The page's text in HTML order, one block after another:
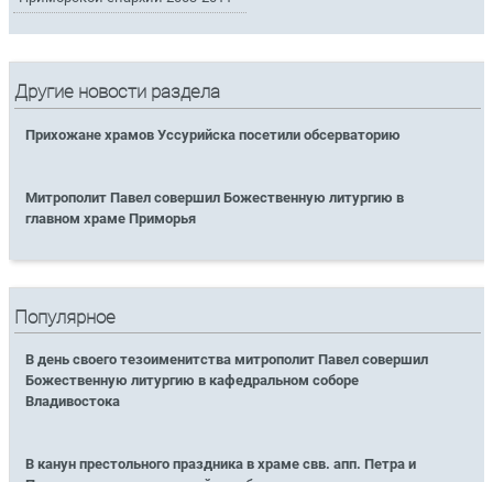
Другие новости раздела
Прихожане храмов Уссурийска посетили обсерваторию
Митрополит Павел совершил Божественную литургию в
главном храме Приморья
Популярное
В день своего тезоименитства митрополит Павел совершил
Божественную литургию в кафедральном соборе
Владивостока
В канун престольного праздника в храме свв. апп. Петра и